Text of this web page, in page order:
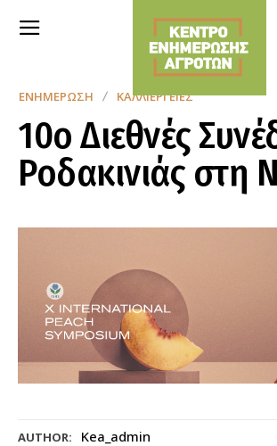
AUTHOR: Kea_admin
ΕΝΗΜΈΡΩΣΗ ΚΑΛΛΙΈΡΓΕΙΕΣ
10ο Διεθνές
Ροδακινιάς στη